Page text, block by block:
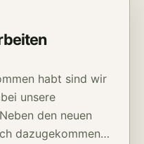
habt sind wir
unsere
den neuen
dazugekommen